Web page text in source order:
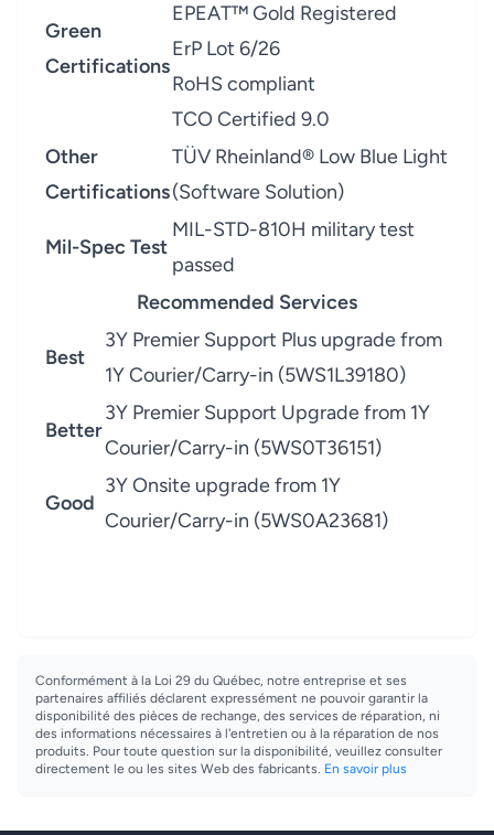
Green
Certifications
EPEAT™ Gold Registered
ErP Lot 6/26
RoHS compliant
TCO Certified 9.0
Other
Certifications
TÜV Rheinland® Low Blue Light
(Software Solution)
Mil-Spec Test
MIL-STD-810H military test
passed
Recommended Services
Best
3Y Premier Support Plus upgrade from
1Y Courier/Carry-in (5WS1L39180)
Better
3Y Premier Support Upgrade from 1Y
Courier/Carry-in (5WS0T36151)
Good
3Y Onsite upgrade from 1Y
Courier/Carry-in (5WS0A23681)
Conformément à la Loi 29 du Québec, notre entreprise et ses
partenaires affiliés déclarent expressément ne pouvoir garantir la
disponibilité des pièces de rechange, des services de réparation, ni
des informations nécessaires à l'entretien ou à la réparation de nos
produits. Pour toute question sur la disponibilité, veuillez consulter
directement le ou les sites Web des fabricants. En savoir plus